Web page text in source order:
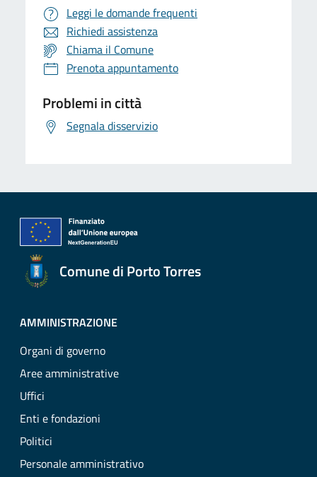
Leggi le domande frequenti
Richiedi assistenza
Chiama il Comune
Prenota appuntamento
Problemi in città
Segnala disservizio
Comune di Porto Torres
AMMINISTRAZIONE
Organi di governo
Aree amministrative
Uffici
Enti e fondazioni
Politici
Personale amministrativo